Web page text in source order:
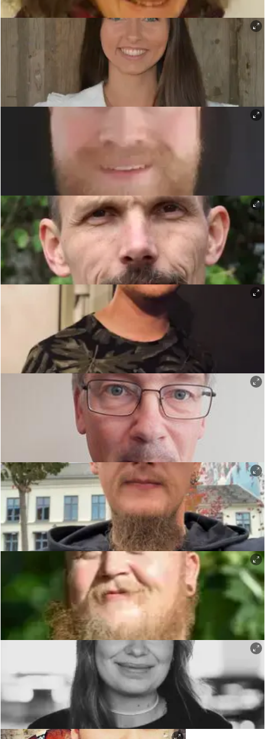
Åge - Espen Austdal Bergh
Truid Ulfstand - Martin Thorshaug
Olav Engelbrektson - Tor Erik Nilsen
Knud Kannik - Kim Robin Nordengen
Vekteren - Glenn Terje Nordengen